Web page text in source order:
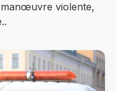
manœuvre violente,